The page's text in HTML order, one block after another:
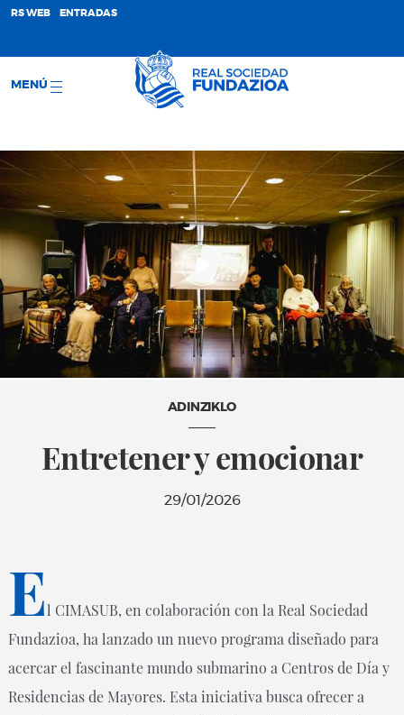
RS WEB ENTRADAS
MENÚ
ADINZIKLO
Entretener y emocionar
29/01/2026
El CIMASUB, en colaboración con la Real Sociedad
Fundazioa, ha lanzado un nuevo programa diseñado para
acercar el fascinante mundo submarino a Centros de Día y
Residencias de Mayores. Esta iniciativa busca ofrecer a